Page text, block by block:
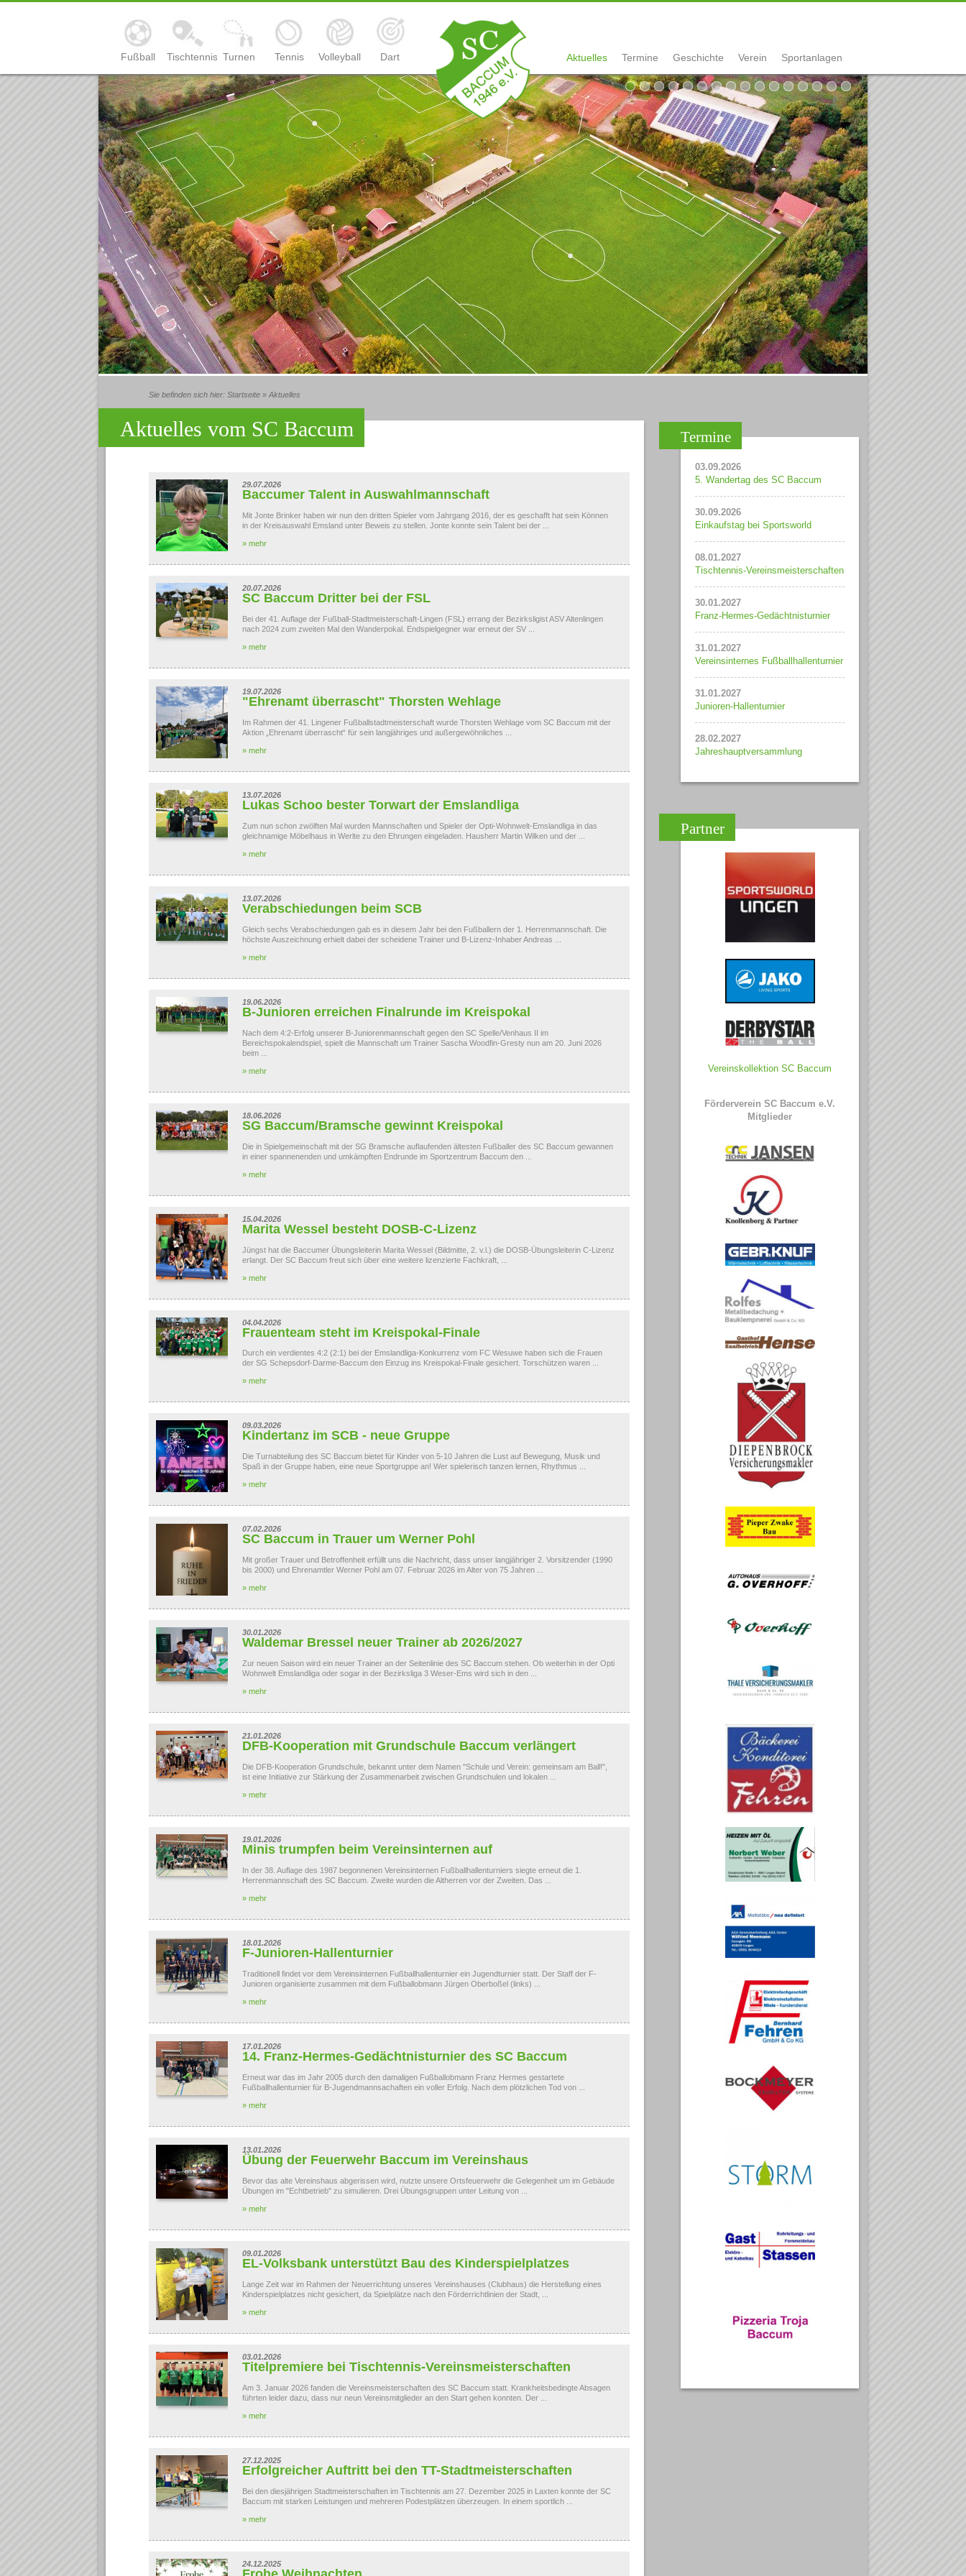
Fußball Tischtennis Turnen Tennis Volleyball Dart Aktuelles Termine Geschichte Verein Sportanlagen
Sie befinden sich hier: Startseite » Aktuelles
Aktuelles vom SC Baccum
29.07.2026
Baccumer Talent in Auswahlmannschaft
Mit Jonte Brinker haben wir nun den dritten Spieler vom Jahrgang 2016, der es geschafft hat sein Können
in der Kreisauswahl Emsland unter Beweis zu stellen. Jonte konnte sein Talent bei der ...
» mehr
20.07.2026
SC Baccum Dritter bei der FSL
Bei der 41. Auflage der Fußball-Stadtmeisterschaft-Lingen (FSL) errang der Bezirksligist ASV Altenlingen
nach 2024 zum zweiten Mal den Wanderpokal. Endspielgegner war erneut der SV ...
» mehr
19.07.2026
"Ehrenamt überrascht" Thorsten Wehlage
Im Rahmen der 41. Lingener Fußballstadtmeisterschaft wurde Thorsten Wehlage vom SC Baccum mit der
Aktion „Ehrenamt überrascht“ für sein langjähriges und außergewöhnliches ...
» mehr
13.07.2026
Lukas Schoo bester Torwart der Emslandliga
Zum nun schon zwölften Mal wurden Mannschaften und Spieler der Opti-Wohnwelt-Emslandliga in das
gleichnamige Möbelhaus in Werlte zu den Ehrungen eingeladen. Hausherr Martin Wilken und der ...
» mehr
13.07.2026
Verabschiedungen beim SCB
Gleich sechs Verabschiedungen gab es in diesem Jahr bei den Fußballern der 1. Herrenmannschaft. Die
höchste Auszeichnung erhielt dabei der scheidene Trainer und B-Lizenz-Inhaber Andreas ...
» mehr
19.06.2026
B-Junioren erreichen Finalrunde im Kreispokal
Nach dem 4:2-Erfolg unserer B-Juniorenmannschaft gegen den SC Spelle/Venhaus II im
Bereichspokalendspiel, spielt die Mannschaft um Trainer Sascha Woodfin-Gresty nun am 20. Juni 2026
beim ...
» mehr
18.06.2026
SG Baccum/Bramsche gewinnt Kreispokal
Die in Spielgemeinschaft mit der SG Bramsche auflaufenden ältesten Fußballer des SC Baccum gewannen
in einer spannenenden und umkämpften Endrunde im Sportzentrum Baccum den ...
» mehr
15.04.2026
Marita Wessel besteht DOSB-C-Lizenz
Jüngst hat die Baccumer Übungsleiterin Marita Wessel (Bildmitte, 2. v.l.) die DOSB-Übungsleiterin C-Lizenz
erlangt. Der SC Baccum freut sich über eine weitere lizenzierte Fachkraft, ...
» mehr
04.04.2026
Frauenteam steht im Kreispokal-Finale
Durch ein verdientes 4:2 (2:1) bei der Emslandliga-Konkurrenz vom FC Wesuwe haben sich die Frauen
der SG Schepsdorf-Darme-Baccum den Einzug ins Kreispokal-Finale gesichert. Torschützen waren ...
» mehr
09.03.2026
Kindertanz im SCB - neue Gruppe
Die Turnabteilung des SC Baccum bietet für Kinder von 5-10 Jahren die Lust auf Bewegung, Musik und
Spaß in der Gruppe haben, eine neue Sportgruppe an! Wer spielerisch tanzen lernen, Rhythmus ...
» mehr
07.02.2026
SC Baccum in Trauer um Werner Pohl
Mit großer Trauer und Betroffenheit erfüllt uns die Nachricht, dass unser langjähriger 2. Vorsitzender (1990
bis 2000) und Ehrenamtler Werner Pohl am 07. Februar 2026 im Alter von 75 Jahren ...
» mehr
30.01.2026
Waldemar Bressel neuer Trainer ab 2026/2027
Zur neuen Saison wird ein neuer Trainer an der Seitenlinie des SC Baccum stehen. Ob weiterhin in der Opti
Wohnwelt Emslandliga oder sogar in der Bezirksliga 3 Weser-Ems wird sich in den ...
» mehr
21.01.2026
DFB-Kooperation mit Grundschule Baccum verlängert
Die DFB-Kooperation Grundschule, bekannt unter dem Namen "Schule und Verein: gemeinsam am Ball!",
ist eine Initiative zur Stärkung der Zusammenarbeit zwischen Grundschulen und lokalen ...
» mehr
19.01.2026
Minis trumpfen beim Vereinsinternen auf
In der 38. Auflage des 1987 begonnenen Vereinsinternen Fußballhallenturniers siegte erneut die 1.
Herrenmannschaft des SC Baccum. Zweite wurden die Altherren vor der Zweiten. Das ...
» mehr
18.01.2026
F-Junioren-Hallenturnier
Traditionell findet vor dem Vereinsinternen Fußballhallenturnier ein Jugendturnier statt. Der Staff der F-
Junioren organisierte zusammen mit dem Fußballobmann Jürgen Oberboßel (links) ...
» mehr
17.01.2026
14. Franz-Hermes-Gedächtnisturnier des SC Baccum
Erneut war das im Jahr 2005 durch den damaligen Fußballobmann Franz Hermes gestartete
Fußballhallenturnier für B-Jugendmannsachaften ein voller Erfolg. Nach dem plötzlichen Tod von ...
» mehr
13.01.2026
Übung der Feuerwehr Baccum im Vereinshaus
Bevor das alte Vereinshaus abgerissen wird, nutzte unsere Ortsfeuerwehr die Gelegenheit um im Gebäude
Übungen im "Echtbetrieb" zu simulieren. Drei Übungsgruppen unter Leitung von ...
» mehr
09.01.2026
EL-Volksbank unterstützt Bau des Kinderspielplatzes
Lange Zeit war im Rahmen der Neuerrichtung unseres Vereinshauses (Clubhaus) die Herstellung eines
Kinderspielplatzes nicht gesichert, da Spielplätze nach den Förderrichtlinien der Stadt, ...
» mehr
03.01.2026
Titelpremiere bei Tischtennis-Vereinsmeisterschaften
Am 3. Januar 2026 fanden die Vereinsmeisterschaften des SC Baccum statt. Krankheitsbedingte Absagen
führten leider dazu, dass nur neun Vereinsmitglieder an den Start gehen konnten. Der ...
» mehr
27.12.2025
Erfolgreicher Auftritt bei den TT-Stadtmeisterschaften
Bei den diesjährigen Stadtmeisterschaften im Tischtennis am 27. Dezember 2025 in Laxten konnte der SC
Baccum mit starken Leistungen und mehreren Podestplätzen überzeugen. In einem sportlich ...
» mehr
24.12.2025
Termine
03.09.2026
5. Wandertag des SC Baccum
30.09.2026
Einkaufstag bei Sportsworld
08.01.2027
Tischtennis-Vereinsmeisterschaften
30.01.2027
Franz-Hermes-Gedächtnisturnier
31.01.2027
Vereinsinternes Fußballhallenturnier
31.01.2027
Junioren-Hallenturnier
28.02.2027
Jahreshauptversammlung
Partner
Vereinskollektion SC Baccum
Förderverein SC Baccum e.V.
Mitglieder